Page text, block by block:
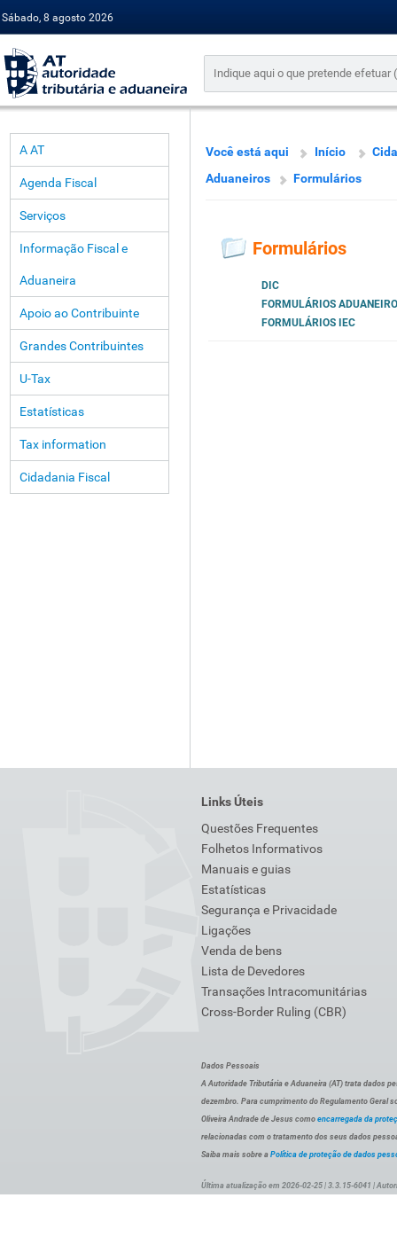
Sábado, 8 agosto 2026
A AT
Agenda Fiscal
Serviços
Informação Fiscal e
Aduaneira
Apoio ao Contribuinte
Grandes Contribuintes
U-Tax
Estatísticas
Tax information
Cidadania Fiscal
Você está aqui Início
Aduaneiros
Formulários
Formulários
DIC
FORMULÁRIOS
FORMULÁRIOS IEC
Links Úteis
Questões Frequentes
Folhetos Informativos
Manuais e guias
Estatísticas
Segurança e Privacidade
Ligações
Venda de bens
Lista de Devedores
Transações Intracomunitárias
Cross-Border Ruling (CBR)
Dados Pessoais
A Autoridade Tributária e Aduaneira (AT) trata dados
dezembro. Para cumprimento do Regulamento Geral
Oliveira Andrade de Jesus como encarregada da
relacionadas com o tratamento dos seus dados
Saiba mais sobre a Política de proteção de dados
Última atualização em 2026-02-25 | 3.3.15-6041 |